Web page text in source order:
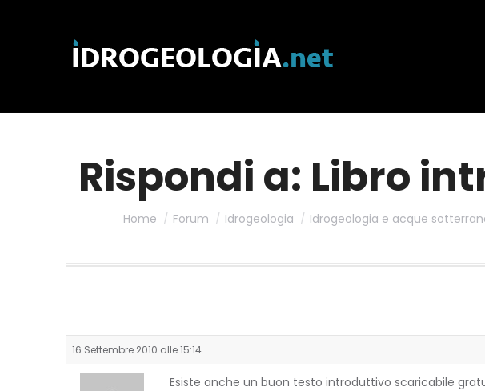
Rispondi a: Libro
Home Forum Idrogeologia Idrogeologia e acque
16 Settembre 2010 alle 15:14
Esiste anche un buon testo introduttivo scaricabile